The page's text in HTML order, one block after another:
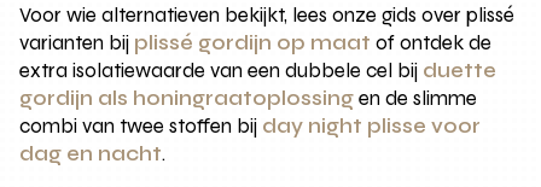
Voor wie alternatieven bekijkt, lees onze gids over plissé
varianten bij plissé gordijn op maat of ontdek de
extra isolatiewaarde van een dubbele cel bij duette
gordijn als honingraatoplossingen de slimme
combi van twee stoffen bij day night plisse voor
dag en nacht.